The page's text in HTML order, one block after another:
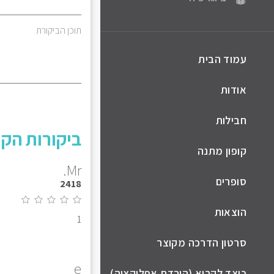
עמוד הבית
אודות
חבילות
קופון מתנה
סופרים
הוצאות
סרטון הדרכה מקוצר
תוכן הביקורת
ביקורות
Mr.
2418
1
e